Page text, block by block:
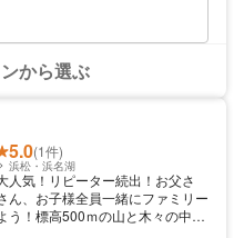
約1時間50分！ご家族での思い出
ひ気軽に足をお運びください。
から選ぶ
5.0(1件)
浜松・浜名湖
人気！リピーター続出！お父さ
ん、お子様全員一緒にファミリー
う！標高500ｍの山と木々の中を